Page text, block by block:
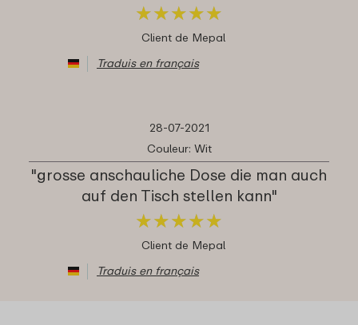
★★★★★
★★★★★
Client de Mepal
Traduis en français
28-07-2021
Couleur: Wit
"grosse anschauliche Dose die man auch
auf den Tisch stellen kann"
★★★★★
★★★★★
Client de Mepal
Traduis en français